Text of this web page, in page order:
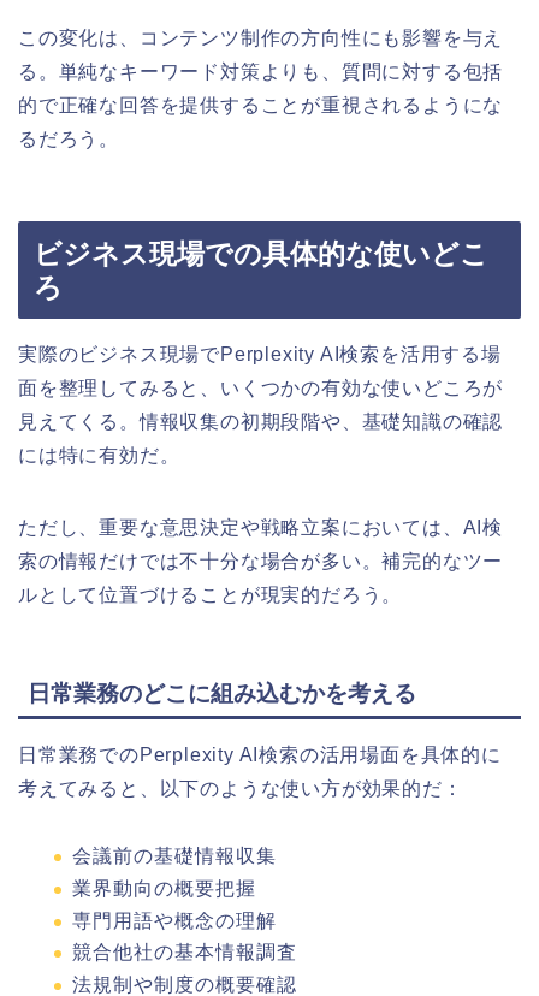
この変化は、コンテンツ制作の方向性にも影響を与え
る。単純なキーワード対策よりも、質問に対する包括
的で正確な回答を提供することが重視されるようにな
るだろう。
ビジネス現場での具体的な使いどこ
ろ
実際のビジネス現場でPerplexity AI検索を活用する場
面を整理してみると、いくつかの有効な使いどころが
見えてくる。情報収集の初期段階や、基礎知識の確認
には特に有効だ。
ただし、重要な意思決定や戦略立案においては、AI検
索の情報だけでは不十分な場合が多い。補完的なツー
ルとして位置づけることが現実的だろう。
日常業務のどこに組み込むかを考える
日常業務でのPerplexity AI検索の活用場面を具体的に
考えてみると、以下のような使い方が効果的だ：
会議前の基礎情報収集
業界動向の概要把握
専門用語や概念の理解
競合他社の基本情報調査
法規制や制度の概要確認